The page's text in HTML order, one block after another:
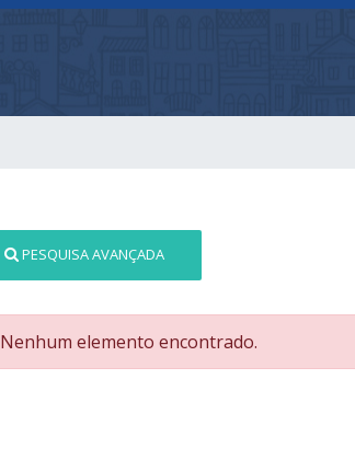
PESQUISA AVANÇADA
Nenhum elemento encontrado.